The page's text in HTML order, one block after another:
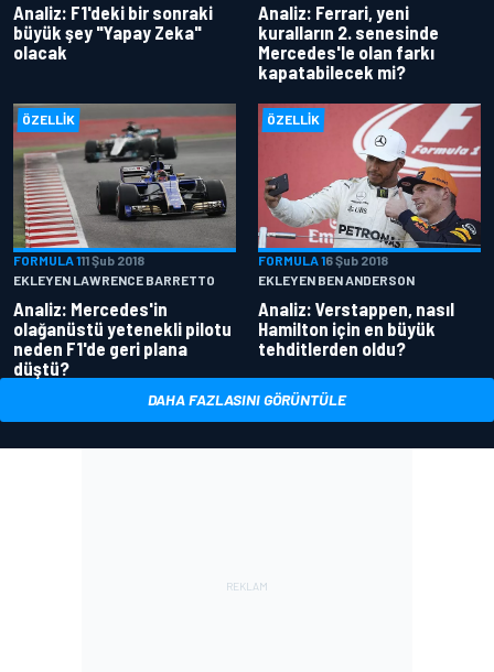
Analiz: F1'deki bir sonraki
büyük şey "Yapay Zeka"
olacak
Analiz: Ferrari, yeni
kuralların 2. senesinde
Mercedes'le olan farkı
kapatabilecek mi?
ÖZELLIK
FORMULA 111 Şub 2018
EKLEYEN LAWRENCE BARRETTO
Analiz: Mercedes'in
olağanüstü yetenekli pilotu
neden F1'de geri plana
düştü?
ÖZELLIK
FORMULA 16 Şub 2018
EKLEYEN BEN ANDERSON
Analiz: Verstappen, nasıl
Hamilton için en büyük
tehditlerden oldu?
DAHA FAZLASINI GÖRÜNTÜLE